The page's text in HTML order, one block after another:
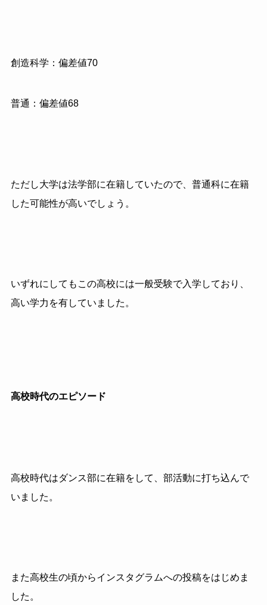
創造科学：偏差値70
普通：偏差値68
ただし大学は法学部に在籍していたので、普通科に在籍
した可能性が高いでしょう。
いずれにしてもこの高校には一般受験で入学しており、
高い学力を有していました。
高校時代のエピソード
高校時代はダンス部に在籍をして、部活動に打ち込んで
いました。
また高校生の頃からインスタグラムへの投稿をはじめま
した。